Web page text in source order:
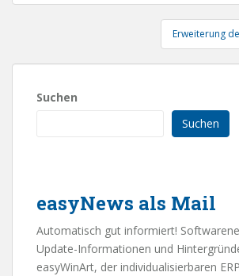
Erweiterung
Suchen
Suchen
easyNews als Mail
Automatisch gut informiert!
Update-Informationen und
easyWinArt, der individualisierbaren